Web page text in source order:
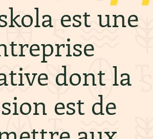
est une
dont la
est de